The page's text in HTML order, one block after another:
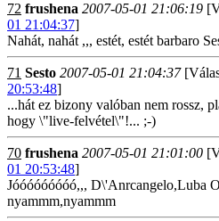
72 frushena 2007-05-01 21:06:19
01 21:04:37]
Nahát, nahát ,,, estét, estét barbaro
71 Sesto 2007-05-01 21:04:37
20:53:48]
...hát ez bizony valóban nem rossz,
hogy \"live-felvétel\"!... ;-)
70 frushena 2007-05-01 21:01:00
01 20:53:48]
Jóóóóóóóóó,,, D\'Anrcangelo,Luba
nyammm,nyammm